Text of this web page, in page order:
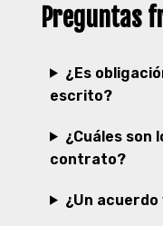
Preguntas
¿Es
escrito?
¿Cuáles son
contrato?
¿Un